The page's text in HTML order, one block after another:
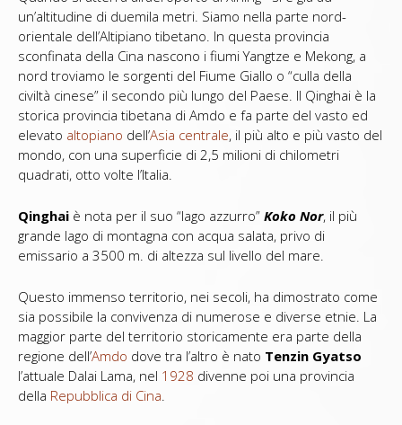
un’altitudine di duemila metri. Siamo nella parte nord-
orientale dell’Altipiano tibetano. In questa provincia
sconfinata della Cina nascono i fiumi Yangtze e Mekong, a
nord troviamo le sorgenti del Fiume Giallo o “culla della
civiltà cinese” il secondo più lungo del Paese. Il Qinghai è la
storica provincia tibetana di Amdo e fa parte del vasto ed
elevato altopiano dell’Asia centrale, il più alto e più vasto del
mondo, con una superficie di 2,5 milioni di chilometri
quadrati, otto volte l’Italia.
Qinghai è nota per il suo “lago azzurro” Koko Nor, il più
grande lago di montagna con acqua salata, privo di
emissario a 3500 m. di altezza sul livello del mare.
Questo immenso territorio, nei secoli, ha dimostrato come
sia possibile la convivenza di numerose e diverse etnie. La
maggior parte del territorio storicamente era parte della
regione dell’Amdo dove tra l’altro è nato Tenzin Gyatso
l’attuale Dalai Lama, nel 1928 divenne poi una provincia
della Repubblica di Cina.